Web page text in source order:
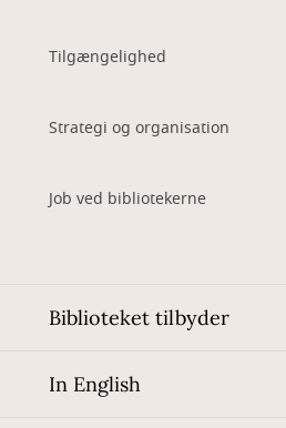
Tilgængelighed
Strategi og organisation
Job ved bibliotekerne
Biblioteket tilbyder
In English